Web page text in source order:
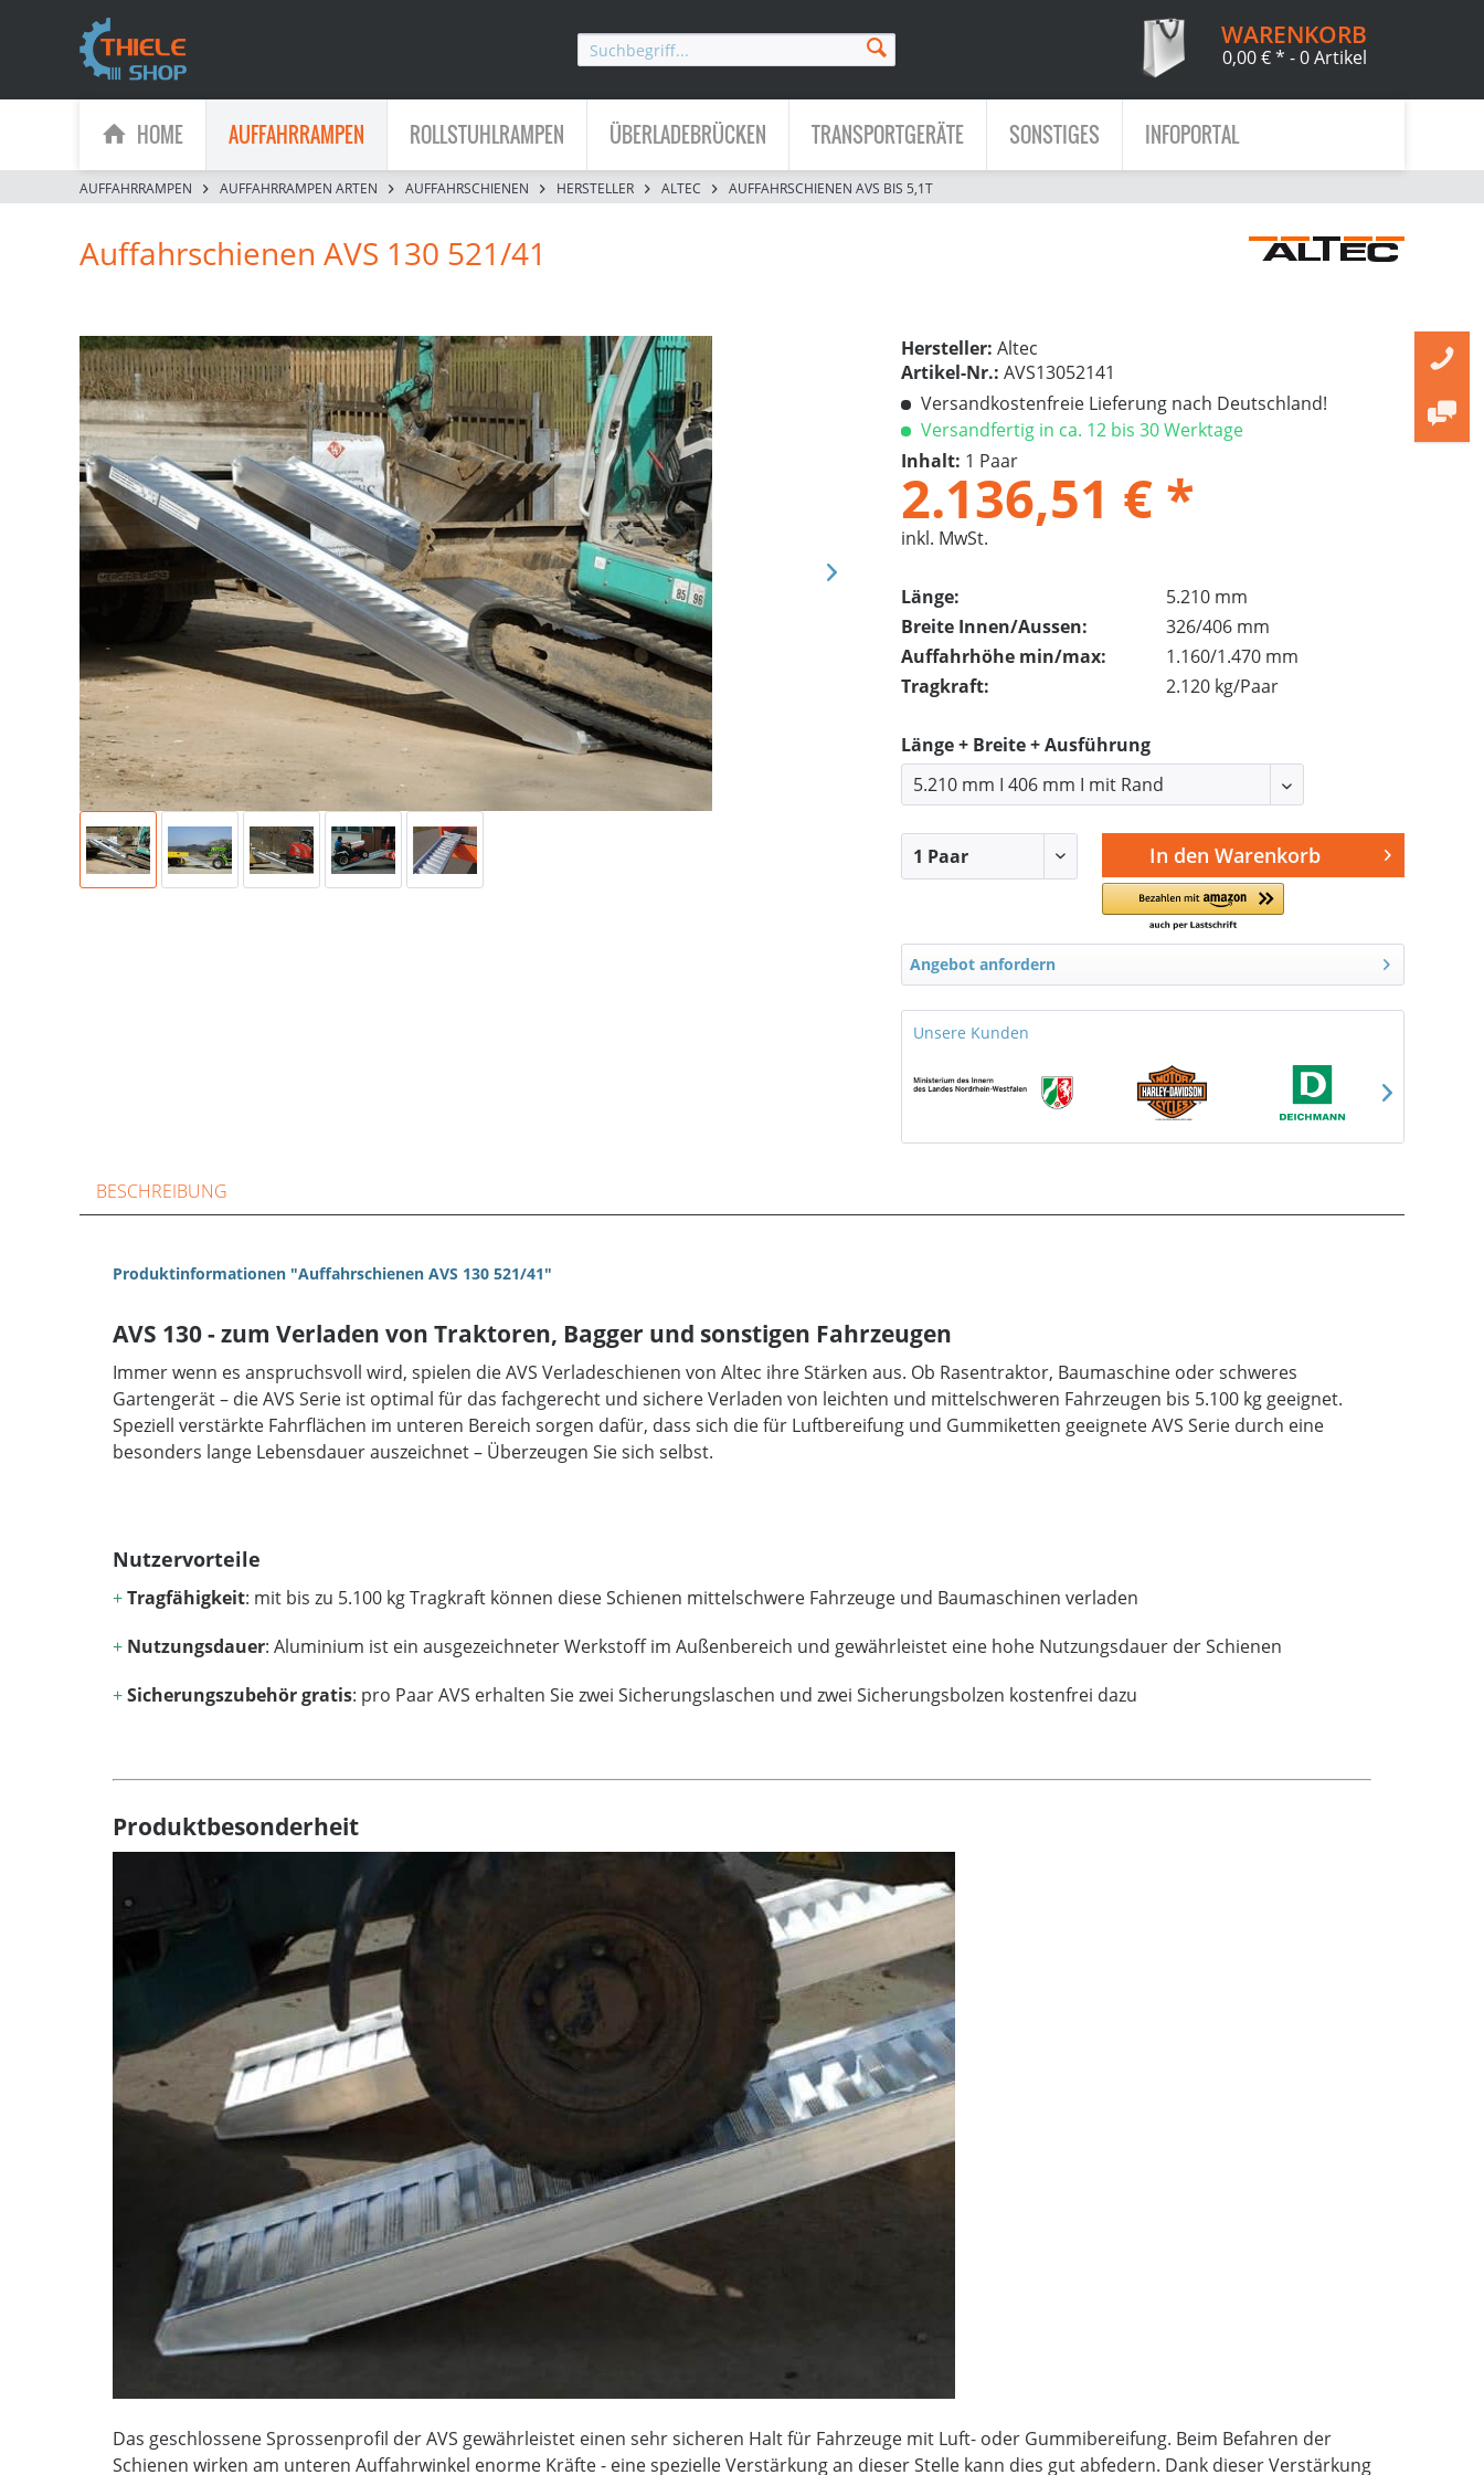
WARENKORB
0,00 € * - 0 Artikel
HOME AUFFAHRRAMPEN ROLLSTUHLRAMPEN ÜBERLADEBRÜCKEN TRANSPORTGERÄTE SONSTIGES INFOPORTAL
AUFFAHRRAMPEN AUFFAHRRAMPEN ARTEN AUFFAHRSCHIENEN HERSTELLER ALTEC AUFFAHRSCHIENEN AVS BIS 5,1T
Auffahrschienen AVS 130 521/41
Hersteller: Altec
Artikel-Nr.: AVS13052141
Versandkostenfreie Lieferung nach Deutschland!
Versandfertig in ca. 12 bis 30 Werktage
Inhalt: 1 Paar
2.136,51 € *
inkl. MwSt.
Länge:
5.210 mm
Breite Innen/Aussen:
326/406 mm
Auffahrhöhe min/max:
1.160/1.470 mm
Tragkraft:
2.120 kg/Paar
Länge + Breite + Ausführung
In den Warenkorb
Angebot anfordern
Unsere Kunden
BESCHREIBUNG
Produktinformationen "Auffahrschienen AVS 130 521/41"
AVS 130 - zum Verladen von Traktoren, Bagger und sonstigen Fahrzeugen
Immer wenn es anspruchsvoll wird, spielen die AVS Verladeschienen von Altec ihre Stärken aus. Ob Rasentraktor, Baumaschine oder schweres
Gartengerät – die AVS Serie ist optimal für das fachgerecht und sichere Verladen von leichten und mittelschweren Fahrzeugen bis 5.100 kg geeignet.
Speziell verstärkte Fahrflächen im unteren Bereich sorgen dafür, dass sich die für Luftbereifung und Gummiketten geeignete AVS Serie durch eine
besonders lange Lebensdauer auszeichnet – Überzeugen Sie sich selbst.
Nutzervorteile
+Tragfähigkeit: mit bis zu 5.100 kg Tragkraft können diese Schienen mittelschwere Fahrzeuge und Baumaschinen verladen
+ Nutzungsdauer: Aluminium ist ein ausgezeichneter Werkstoff im Außenbereich und gewährleistet eine hohe Nutzungsdauer der Schienen
+Sicherungszubehör gratis: pro Paar AVS erhalten Sie zwei Sicherungslaschen und zwei Sicherungsbolzen kostenfrei dazu
Produktbesonderheit
Das geschlossene Sprossenprofil der AVS gewährleistet einen sehr sicheren Halt für Fahrzeuge mit Luft- oder Gummibereifung. Beim Befahren der
Schienen wirken am unteren Auffahrwinkel enorme Kräfte - eine spezielle Verstärkung an dieser Stelle kann dies gut abfedern. Dank dieser Verstärkung